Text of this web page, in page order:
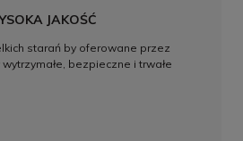
JAKOŚĆ
starań by oferowane przez
wytrzymałe, bezpieczne i trwałe